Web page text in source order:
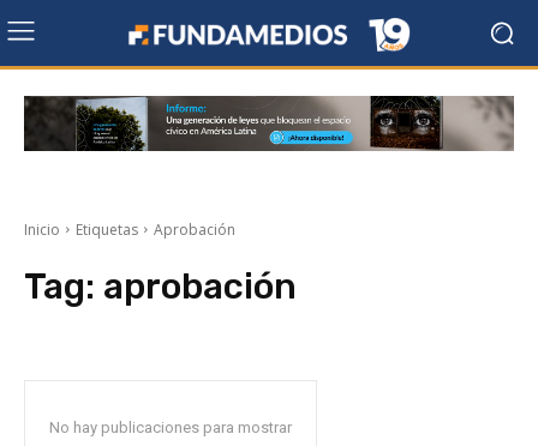
Inicio Etiquetas Aprobación
Tag: aprobación
No hay publicaciones para mostrar